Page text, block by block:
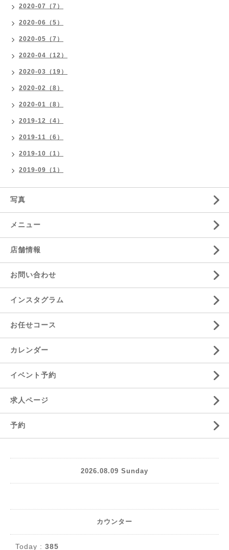
2020-07（7）
2020-06（5）
2020-05（7）
2020-04（12）
2020-03（19）
2020-02（8）
2020-01（8）
2019-12（4）
2019-11（6）
2019-10（1）
2019-09（1）
写真
メニュー
店舗情報
お問い合わせ
インスタグラム
お任せコース
カレンダー
イベント予約
求人ページ
予約
2026.08.09 Sunday
カウンター
Today : 385